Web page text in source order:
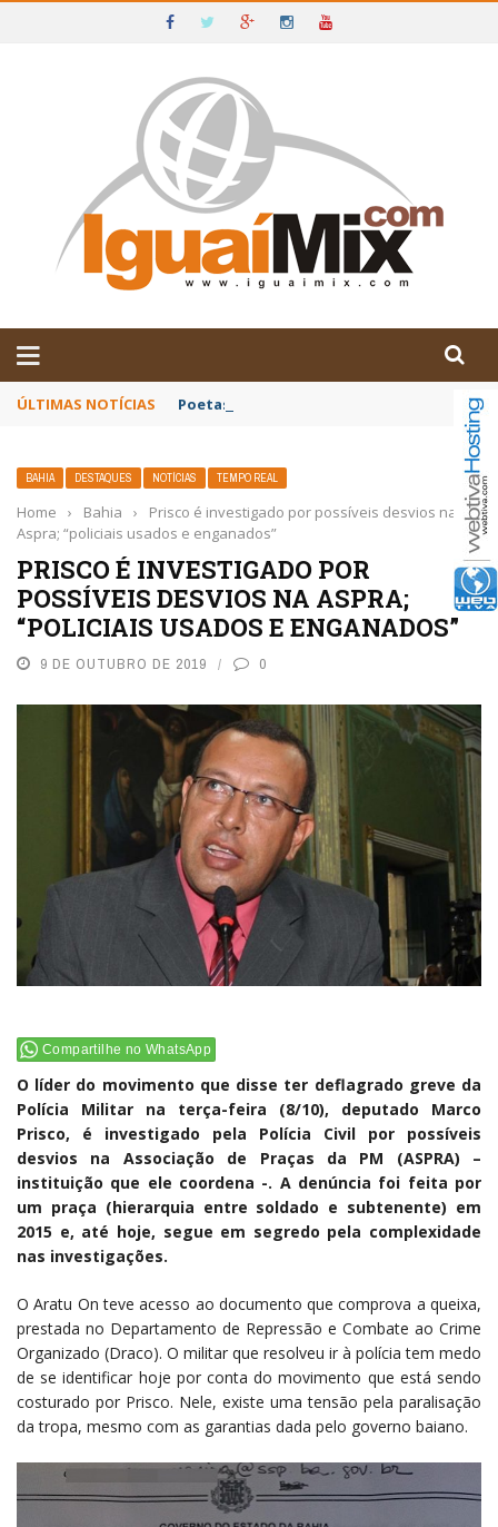
IGUAÍ E SUDOESTE DA BAHIA
ÚLTIMAS NOTÍCIAS Poetas baianos representam o Brasil no
BAHIA DESTAQUES NOTÍCIAS TEMPO REAL
Home › Bahia ›
Prisco é investigado por possíveis desvios na
Aspra; “policiais usados e enganados”
PRISCO É INVESTIGADO POR
POSSÍVEIS DESVIOS NA ASPRA;
“POLICIAIS USADOS E ENGANADOS”
9 DE OUTUBRO DE 2019 0
Compartilhe no WhatsApp
O líder do movimento que disse ter deflagrado greve da
Polícia Militar na terça-feira (8/10), deputado Marco
Prisco, é investigado pela Polícia Civil por possíveis
desvios na Associação de Praças da PM (ASPRA) –
instituição que ele coordena -. A denúncia foi feita por
um praça (hierarquia entre soldado e subtenente) em
2015 e, até hoje, segue em segredo pela complexidade
nas investigações.
O Aratu On teve acesso ao documento que comprova a queixa,
prestada no Departamento de Repressão e Combate ao Crime
Organizado (Draco). O militar que resolveu ir à polícia tem medo
de se identificar hoje por conta do movimento que está sendo
costurado por Prisco. Nele, existe uma tensão pela paralisação
da tropa, mesmo com as garantias dada pelo governo baiano.